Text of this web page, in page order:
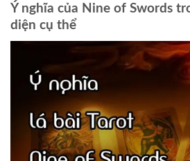
Ý nghĩa của Nine of Swords
diện cụ thể